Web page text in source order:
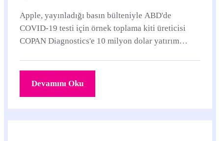
Apple, yayınladığı basın bülteniyle ABD'de
COVID-19 testi için örnek toplama kiti üreticisi
COPAN Diagnostics'e 10 milyon dolar yatırım
Devamını Oku